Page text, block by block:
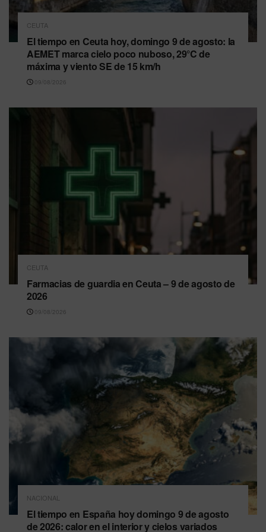
CEUTA
El tiempo en Ceuta hoy, domingo 9 de agosto: la
AEMET marca cielo poco nuboso, 29°C de
máxima y viento SE de 15 km/h
09/08/2026
CEUTA
Farmacias de guardia en Ceuta – 9 de agosto de
2026
09/08/2026
NACIONAL
El tiempo en España hoy domingo 9 de agosto
de 2026: calor en el interior y cielos variados